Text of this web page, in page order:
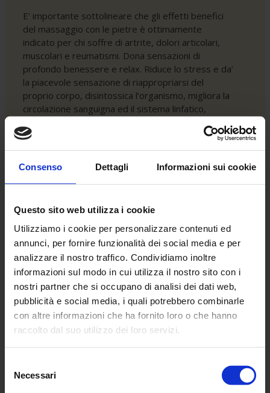
Consenso Dettagli Informazioni sui cookie
Questo sito web utilizza i cookie
Utilizziamo i cookie per personalizzare contenuti ed
annunci, per fornire funzionalità dei social media e per
analizzare il nostro traffico. Condividiamo inoltre
informazioni sul modo in cui utilizza il nostro sito con i
nostri partner che si occupano di analisi dei dati web,
pubblicità e social media, i quali potrebbero combinarle
con altre informazioni che ha fornito loro o che hanno
raccolto dal suo utilizzo dei loro servizi.
delNecessari
E’ importante sottolineare che gli effetti benefici
del massaggio con le pietre è ottimamente
indicato per chi soffre di artrite, dolori articolari,
muscolari e reumatismi. Dona sensazioni di
profondo benessere e relax. Riduce lo stress e da’
la piacevole sensazione di riappropriarsi del
proprio corpo, disintossica l’organismo, migliora la
circolazione sanguigna ed il sistema linfatico,
scambio metabolico tra sangue e cellule
dell’organismo, leviga accuratamente la pelle.
L’ effetto benefico della terapia degli Stones, non
si avrà solo sulla zona cutanea direttamente
altre zone del corpo, perché le terminazioni
nervose cutanee trasportano lo stimolo lungo una
fibra nervosa sino al midollo spinale il quale invia
uno stimolo positivo all’ organo riflesso.
Operativo in 5 Minuti!